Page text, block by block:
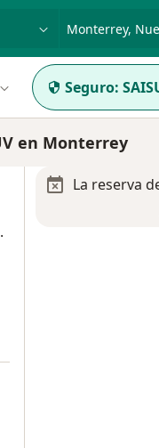
Seguro:
en Monterrey
·
La reserva